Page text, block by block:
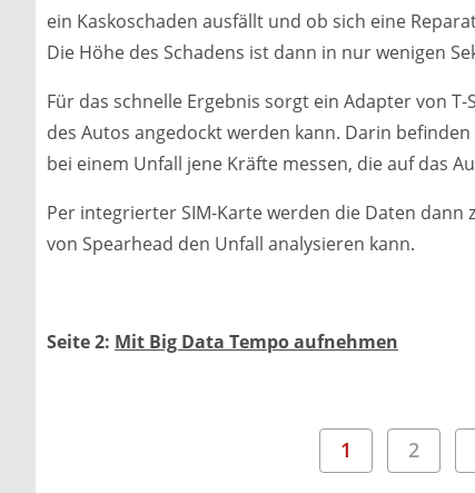
ein Kaskoschaden ausfällt und ob sich eine
Die Höhe des Schadens ist dann in nur wenigen
Für das schnelle Ergebnis sorgt ein Adapter von
des Autos angedockt werden kann. Darin
bei einem Unfall jene Kräfte messen, die auf das
Per integrierter SIM-Karte werden die Daten dann
von Spearhead den Unfall analysieren kann.
Seite 2: Mit Big Data Tempo aufnehmen
1 2